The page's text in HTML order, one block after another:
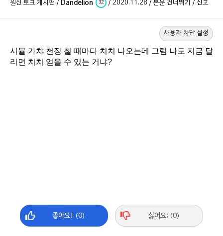
원신 토크 게시판 / Dandelion 32 / 2020.11.28 / 본문 건너뛰기 / 신고
사용자 차단 설정
시뮬 가챠 천장 칠 때마다 치치 나오는데 그럼 나도 지금 달
리면 치치 얻을 수 있는 거냐?
좋아요! (0) 싫어요; (0)